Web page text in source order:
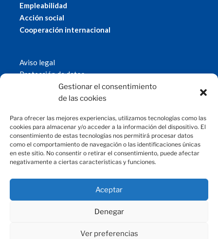
Gestionar el consentimiento
de las cookies
Para ofrecer las mejores experiencias, utilizamos tecnologías como las
cookies para almacenar y/o acceder a la información del dispositivo. El
consentimiento de estas tecnologías nos permitirá procesar datos
como el comportamiento de navegación o las identificaciones únicas
en este sitio. No consentir o retirar el consentimiento, puede afectar
negativamente a ciertas características y funciones.
Aceptar
Denegar
Ver preferencias
Empleabilidad
Acción social
Cooperación internacional
Aviso legal
Protección de datos
Política de cookies
© 2019 Fundación Magtel.
CONTACTO
fundacion@magtel.es
Parque Empresarial Las Quemadas
C/Gabriel Ramos Bejarano, 114
14014 Córdoba